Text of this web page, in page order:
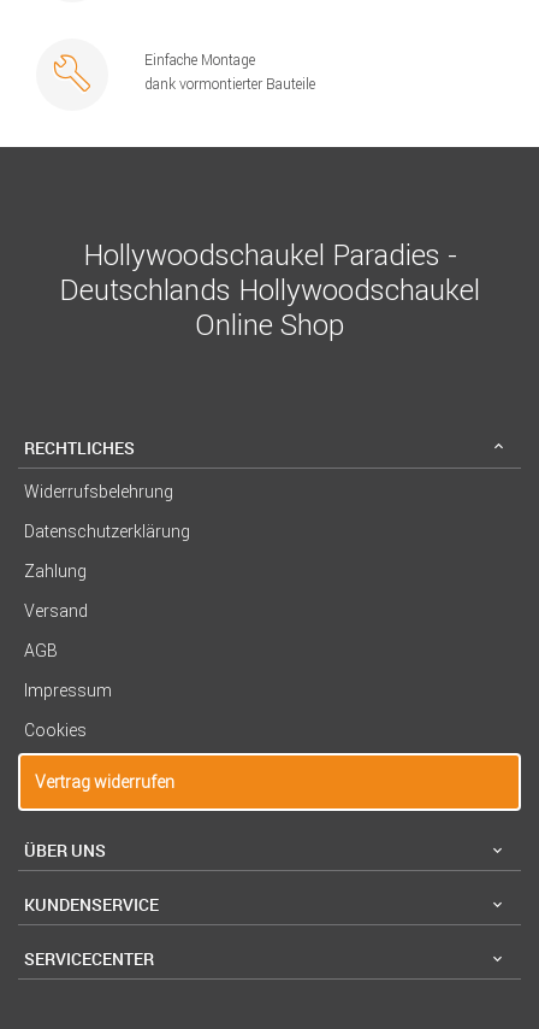
Einfache Montage
dank vormontierter Bauteile
Hollywoodschaukel Paradies -
Deutschlands Hollywoodschaukel
Online Shop
RECHTLICHES
Widerrufsbelehrung
Datenschutzerklärung
Zahlung
Versand
AGB
Impressum
Cookies
Vertrag widerrufen
ÜBER UNS
KUNDENSERVICE
SERVICECENTER